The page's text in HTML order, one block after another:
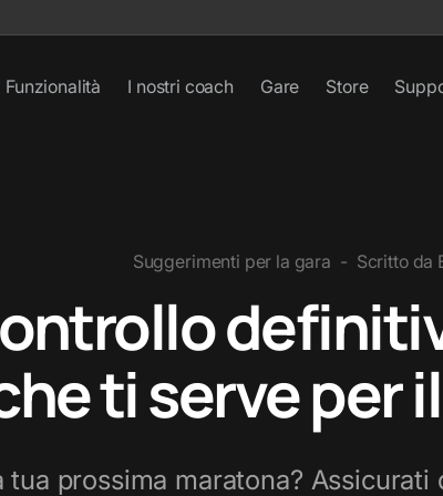
Funzionalità I nostri coach Gare Store
Suggerimenti per la gara - Scritto da
ti serve per
prossima maratona?